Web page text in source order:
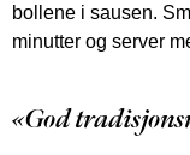
bollene i sausen.
minutter og server
«God